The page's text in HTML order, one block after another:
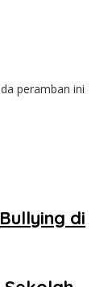
peramban ini
di